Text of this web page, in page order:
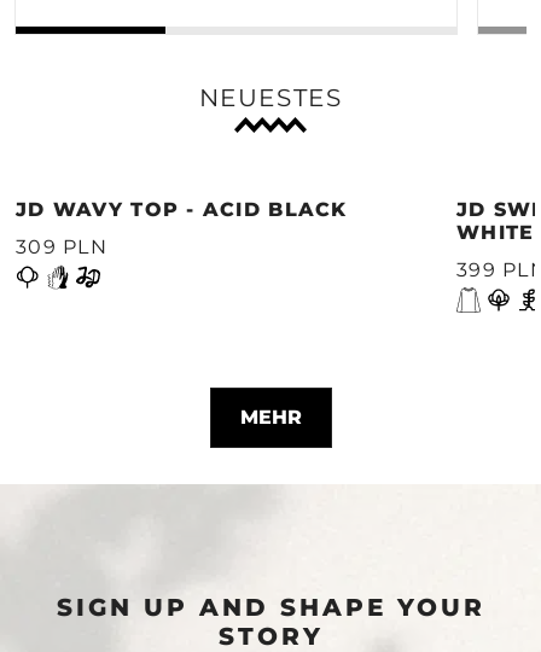
NEUESTES
JD WAVY TOP - ACID BLACK
309 PLN
JD
WHITE
399
MEHR
SIGN UP AND SHAPE YOUR
STORY